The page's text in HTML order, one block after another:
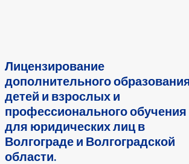
Лицензирование
дополнительного
детей и взрослых и
профессионального обучения
для юридических лиц в
Волгограде и Волгоградской
области.